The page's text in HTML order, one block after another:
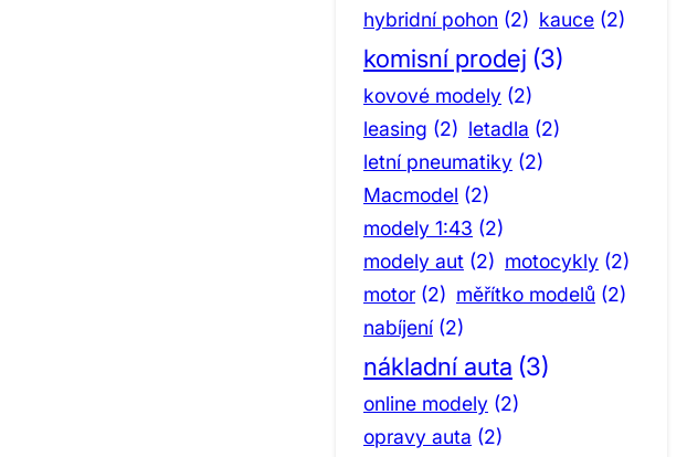
hybridní pohon (2) kauce (2)
komisní prodej (3)
kovové modely (2)
leasing (2) letadla (2)
letní pneumatiky (2)
Macmodel (2)
modely 1:43 (2)
modely aut (2) motocykly (2)
motor (2) měřítko modelů (2)
nabíjení (2)
nákladní auta (3)
online modely (2)
opravy auta (2)